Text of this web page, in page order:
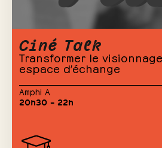
Ciné Talk
Transformer le
espace d’échange
Amphi A
20h30 – 22h